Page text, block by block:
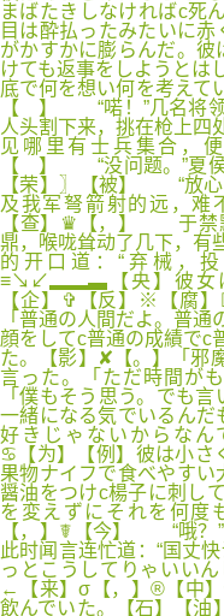
まばたきしなければc死
目は酔払ったみたいに
がかすかに膨らんだ。
けても返事をしようとは
底で何を想い何を考えて
【 】 “喏！”几名将领
人头割下来，挑在枪上四
见哪里有士兵集合，
【 】 “没问题。”夏侯
【荣】〗【被】 “放心
及我军弩箭射的远，难
【查】♛【，】 于禁
鼎，喉咙耸动了几下，有
的开口道：“弃械，
≡↘↙▂▂▃【央】彼女は
【企】✞【反】※【腐
「普通の人間だよ。普
顔をしてc普通の成績でc
た。【影】✘【。】「邪
言った。「ただ時間が
「僕もそう思う。でも
一緒になる気でいるんだ
好きじゃないからなん
♋【为】【例】彼は小
果物ナイフで食べやす
醤油をつけc楊子に刺し
を変えずにそれを何度
【，】☤【今】 “哦？”
此时闻言连忙道：“国丈
っとこうしてりゃいい
←【来】σ【，】®【中
飲んでいた。【石】【